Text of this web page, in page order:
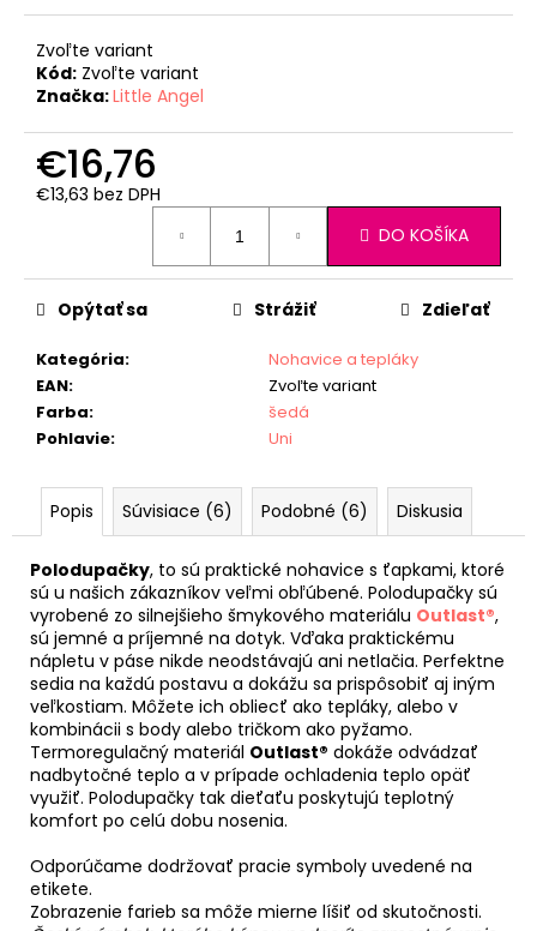
Zvoľte variant
Kód: Zvoľte variant
Značka:Little Angel
€16,76
€13,63 bez DPH
DO KOŠÍKA
Kategória:
Nohavice a tepláky
EAN:
Zvoľte variant
Farba:
šedá
Pohlavie: Uni
Opýtať sa Strážiť Zdieľať
Popis Súvisiace (6) Podobné (6) Diskusia
Polodupačky, to sú praktické nohavice s ťapkami, ktoré
sú u našich zákazníkov veľmi obľúbené. Polodupačky sú
vyrobené zo silnejšieho šmykového materiálu Outlast®,
sú jemné a príjemné na dotyk. Vďaka praktickému
nápletu v páse nikde neodstávajú ani netlačia. Perfektne
sedia na každú postavu a dokážu sa prispôsobiť aj iným
veľkostiam. Môžete ich obliecť ako tepláky, alebo v
kombinácii s body alebo tričkom ako pyžamo.
Termoregulačný materiál Outlast® dokáže odvádzať
nadbytočné teplo a v prípade ochladenia teplo opäť
využiť. Polodupačky tak dieťaťu poskytujú teplotný
komfort po celú dobu nosenia.
Odporúčame dodržovať pracie symboly uvedené na
etikete.
Zobrazenie farieb sa môže mierne líšiť od skutočnosti.